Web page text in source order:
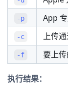
-p App
-c 上传
-f 要上
执行结果：